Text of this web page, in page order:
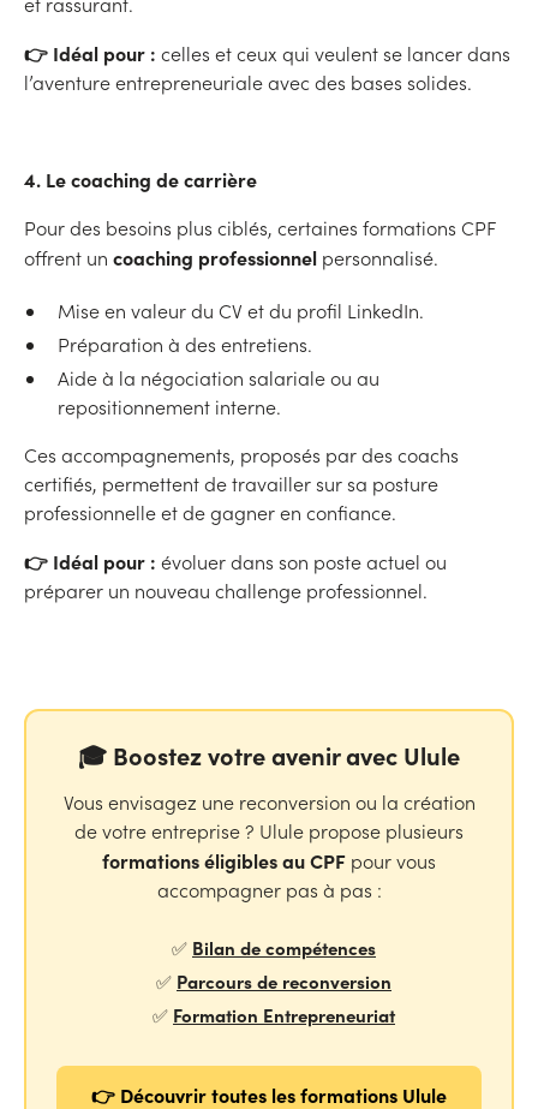
👉 Idéal pour : celles et ceux qui veulent se lancer dans
l’aventure entrepreneuriale avec des bases solides.
4. Le coaching de carrière
Pour des besoins plus ciblés, certaines formations CPF
offrent un coaching professionnel personnalisé.
Mise en valeur du CV et du profil LinkedIn.
Préparation à des entretiens.
Aide à la négociation salariale ou au
repositionnement interne.
Ces accompagnements, proposés par des coachs
certifiés, permettent de travailler sur sa posture
professionnelle et de gagner en confiance.
👉 Idéal pour : évoluer dans son poste actuel ou
préparer un nouveau challenge professionnel.
🎓 Boostez votre avenir avec Ulule
Vous envisagez une reconversion ou la création
de votre entreprise ? Ulule propose plusieurs
formations éligibles au CPF pour vous
accompagner pas à pas :
✅ Bilan de compétences
✅ Parcours de reconversion
✅ Formation Entrepreneuriat
👉 Découvrir toutes les formations Ulule